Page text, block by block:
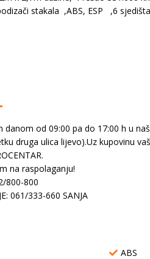
stakala ,ABS, ESP ,6
od 09:00 pa do 17:00 h u
druga ulica lijevo).Uz kupovinu
na raspolaganju!
800
061/333-660 SANJA
ABS